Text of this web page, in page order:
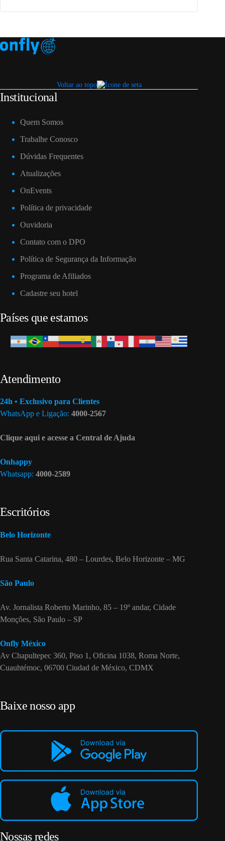
Voltar ao topo
Institucional
Quem Somos
Trabalhe Conosco
Dúvidas Frequentes
Atualizações
OnEvents
Política de privacidade
Ouvidoria
Contato com o DPO
Política de Segurança da Informação
Programa de Afiliados
Cadastre seu hotel
Países que estamos
Atendimento
24h • Exclusivo para Clientes
WhatsApp e Ligação: 4000-2567
Clique aqui e acesse a Central de Ajuda
Onhappy
Whatsapp: 4000-2589
Escritórios
Belo Horizonte
Rua Santa Catarina, 480 – Lourdes, Belo Horizonte – MG
São Paulo
Av. Jornalista Roberto Marinho, 85 – 19º andar, Cidade
Monções, São Paulo – SP
Onfly México
Av Chapultepec 360, Piso 1, Oficina 1038, Roma Norte,
Cuauhtémoc, 06700 Ciudad de México, CDMX
Baixe nosso app
Nossas redes